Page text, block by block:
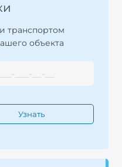
транспортом
объекта